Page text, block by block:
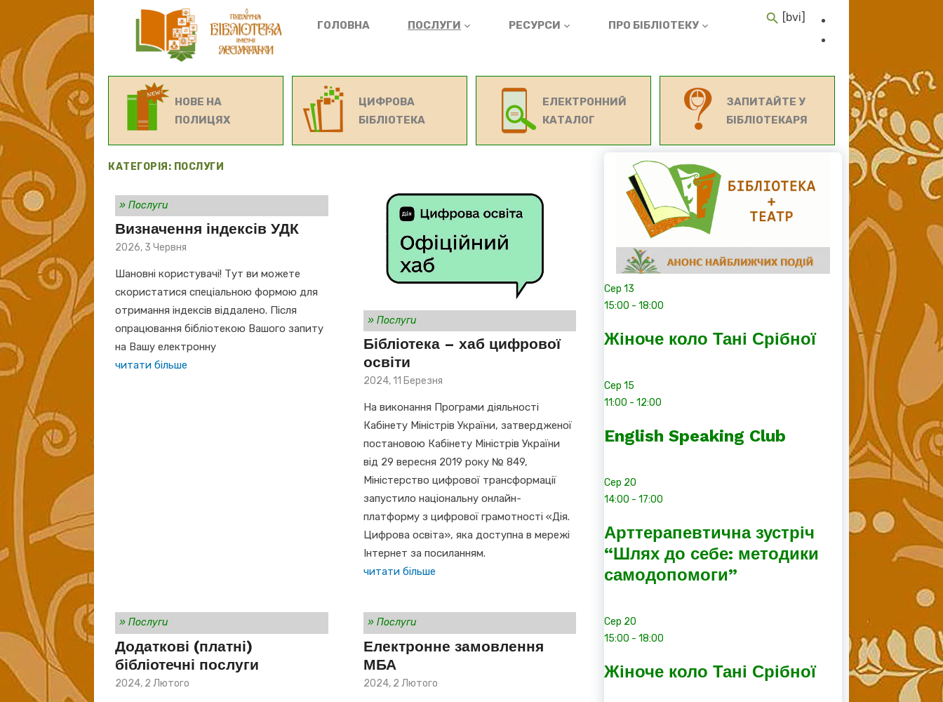
ГОЛОВНА ПОСЛУГИ РЕСУРСИ ПРО БІБЛІОТЕКУ
[bvi]
НОВЕ НА
ПОЛИЦЯХ
ЦИФРОВА
БІБЛІОТЕКА
ЕЛЕКТРОННИЙ
КАТАЛОГ
ЗАПИТАЙТЕ У
БІБЛІОТЕКАРЯ
КАТЕГОРІЯ: ПОСЛУГИ
»Послуги
Визначення індексів УДК
Posted
2026, 3 Червня
Шановні користувачі! Тут ви можете
скористатися спеціальною формою для
отримання індексів віддалено. Після
опрацювання бібліотекою Вашого запиту
на Вашу електронну
читати більше
» Послуги
Бібліотека – хаб цифрової
освіти
Posted
2024, 11 Березня
На виконання Програми діяльності
Кабінету Міністрів України, затвердженої
постановою Кабінету Міністрів України
від 29 вересня 2019 року № 849,
Міністерство цифрової трансформації
запустило національну онлайн-
платформу з цифрової грамотності «Дія.
Цифрова освіта», яка доступна в мережі
Інтернет за посиланням.
читати більше
»Послуги
Додаткові (платні)
бібліотечні послуги
Posted
2024, 2 Лютого
» Послуги
Електронне замовлення
МБА
Posted
2024, 2 Лютого
Сер13
15:00 -18:00
Жіноче коло Тані Срібної
Сер15
11:00 -12:00
English Speaking Club
Сер 20
14:00 -17:00
Арттерапевтична зустріч
“Шлях до себе: методики
самодопомоги”
Сер 20
15:00 -18:00
Жіноче коло Тані Срібної